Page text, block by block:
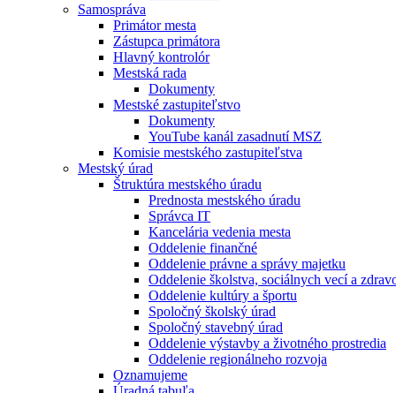
Samospráva
Primátor mesta
Zástupca primátora
Hlavný kontrolór
Mestská rada
Dokumenty
Mestské zastupiteľstvo
Dokumenty
YouTube kanál zasadnutí MSZ
Komisie mestského zastupiteľstva
Mestský úrad
Štruktúra mestského úradu
Prednosta mestského úradu
Správca IT
Kancelária vedenia mesta
Oddelenie finančné
Oddelenie právne a správy majetku
Oddelenie školstva, sociálnych vecí a
Oddelenie kultúry a športu
Spoločný školský úrad
Spoločný stavebný úrad
Oddelenie výstavby a životného prostredia
Oddelenie regionálneho rozvoja
Oznamujeme